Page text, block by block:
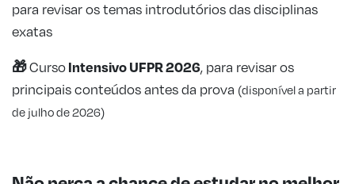
para revisar os temas introdutórios das disciplinas
exatas
🎁CursoIntensivo UFPR 2026, para revisar os
principais conteúdos antes da prova (disponível a partir
de julho de 2026)